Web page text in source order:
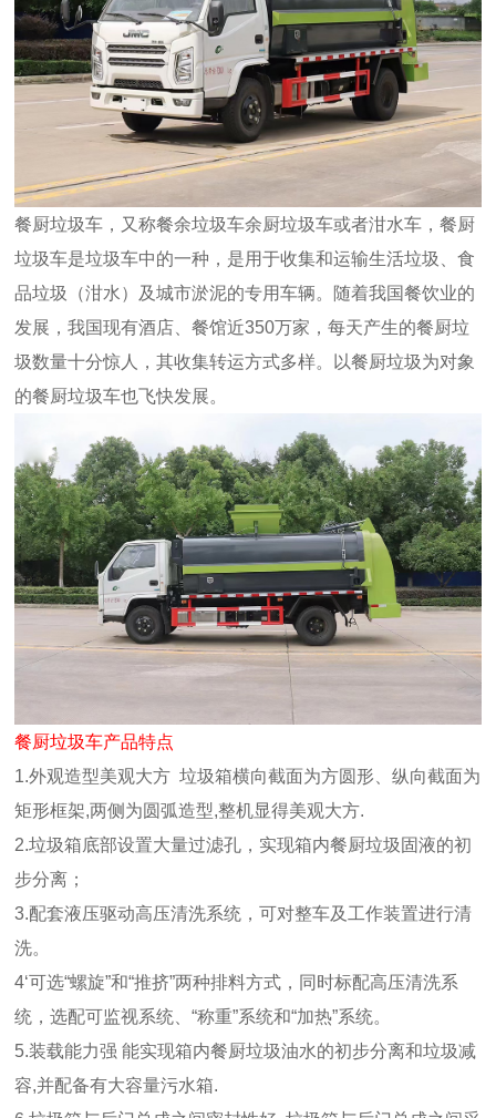
餐厨垃圾车，又称餐余垃圾车余厨垃圾车或者泔水车，餐厨
垃圾车是垃圾车中的一种，是用于收集和运输生活垃圾、食
品垃圾（泔水）及城市淤泥的专用车辆。随着我国餐饮业的
发展，我国现有酒店、餐馆近350万家，每天产生的餐厨垃
圾数量十分惊人，其收集转运方式多样。以餐厨垃圾为对象
的餐厨垃圾车也飞快发展。
餐厨垃圾车产品特点
1.外观造型美观大方 垃圾箱横向截面为方圆形、纵向截面为
矩形框架,两侧为圆弧造型,整机显得美观大方.
2.垃圾箱底部设置大量过滤孔，实现箱内餐厨垃圾固液的初
步分离；
3.配套液压驱动高压清洗系统，可对整车及工作装置进行清
洗。
4‘可选“螺旋”和“推挤”两种排料方式，同时标配高压清洗系
统，选配可监视系统、“称重”系统和“加热”系统。
5.装载能力强 能实现箱内餐厨垃圾油水的初步分离和垃圾减
容,并配备有大容量污水箱.